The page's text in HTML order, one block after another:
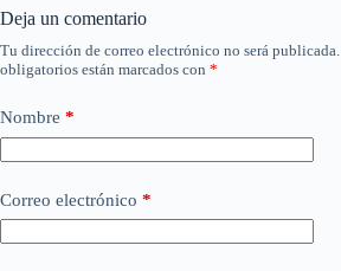
Deja un comentario
Tu dirección de correo electrónico no será publicada.
obligatorios están marcados con *
Nombre *
Correo electrónico *